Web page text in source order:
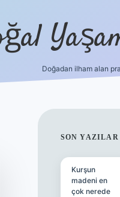
Doğadan ilham alan
SON YAZILAR
Kurşun
madeni en
çok nerede